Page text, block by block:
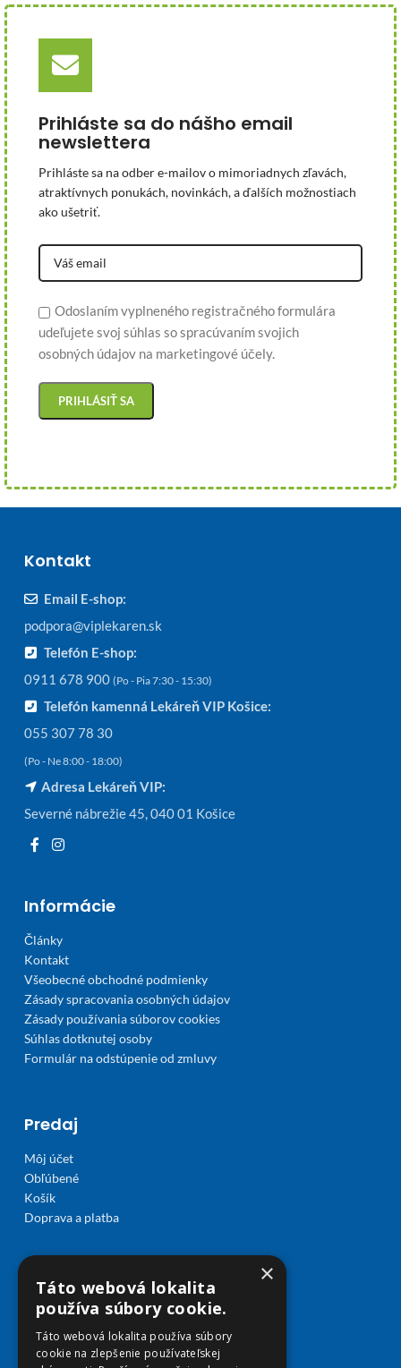
Prihláste sa do nášho email
newslettera
Prihláste sa na odber e-mailov o mimoriadnych zľavách,
atraktívnych ponukách, novinkách, a ďalších možnostiach
ako ušetriť.
Odoslaním vyplneného registračného formulára
udeľujete svoj súhlas so spracúvaním svojich
osobných údajov na marketingové účely.
Kontakt
Email E-shop:
podpora@viplekaren.sk
Telefón E-shop:
0911 678 900 (Po - Pia 7:30 - 15:30)
Telefón kamenná Lekáreň VIP Košice:
055 307 78 30
(Po - Ne 8:00 - 18:00)
Adresa Lekáreň VIP:
Severné nábrežie 45, 040 01 Košice
Informácie
Články
Kontakt
Všeobecné obchodné podmienky
Zásady spracovania osobných údajov
Zásady používania súborov cookies
Súhlas dotknutej osoby
Formulár na odstúpenie od zmluvy
Predaj
Môj účet
Obľúbené
Košík
Doprava a platba
×
Táto webová lokalita
používa súbory cookie.
Táto webová lokalita používa súbory
cookie na zlepšenie používateľskej